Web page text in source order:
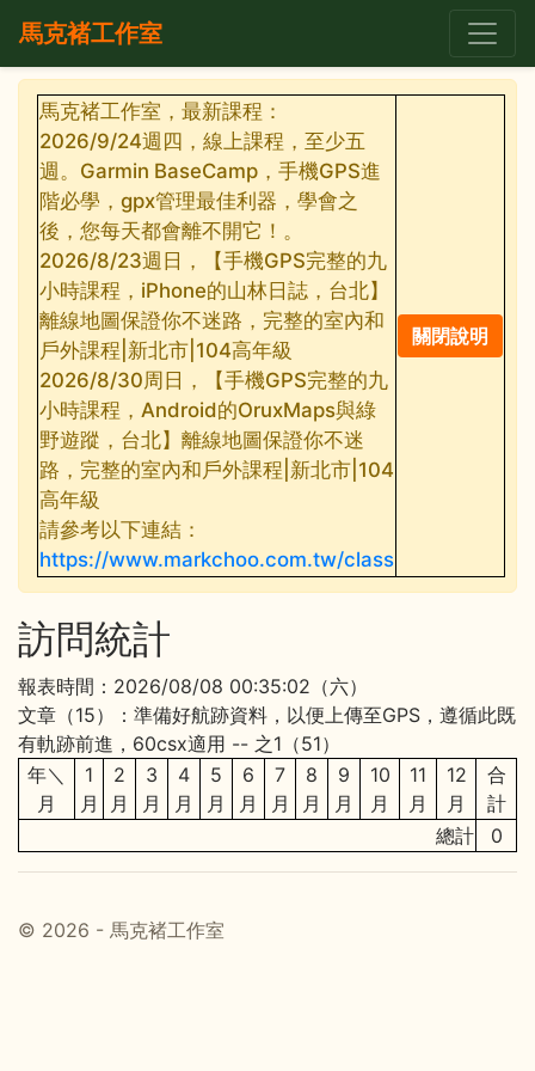
馬克褚工作室
馬克褚工作室，最新課程：
2026/9/24週四，線上課程，至少五
週。Garmin BaseCamp，手機GPS進
階必學，gpx管理最佳利器，學會之
後，您每天都會離不開它！。
2026/8/23週日，【手機GPS完整的九
小時課程，iPhone的山林日誌，台北】
離線地圖保證你不迷路，完整的室內和
戶外課程|新北市|104高年級
2026/8/30周日，【手機GPS完整的九
小時課程，Android的OruxMaps與綠
野遊蹤，台北】離線地圖保證你不迷
路，完整的室內和戶外課程|新北市|104
高年級
請參考以下連結：
https://www.markchoo.com.tw/class
訪問統計
報表時間：2026/08/08 00:35:02（六）
文章（15）：準備好航跡資料，以便上傳至GPS，遵循此既
有軌跡前進，60csx適用 -- 之1（51）
年＼
月
1
月
2
月
3
月
4
月
5
月
6
月
7
月
8
月
9
月
10
月
11
月
12
月
合
計
總計
0
© 2026 - 馬克褚工作室